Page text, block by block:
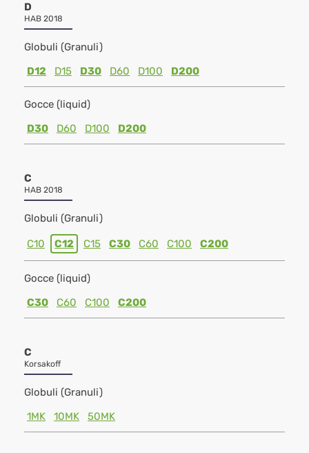
D
HAB 2018
Globuli (Granuli)
D12
D15 D30 D60 D100 D200
Gocce (liquid)
D30
D60 D100 D200
C
HAB 2018
Globuli (Granuli)
C10 C12 C15 C30 C60 C100 C200
Gocce (liquid)
C30
C60 C100 C200
C
Korsakoff
Globuli (Granuli)
1MK
10MK 50MK